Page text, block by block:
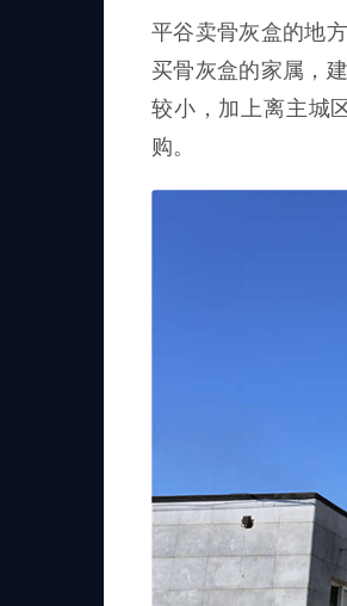
平谷卖骨灰盒的地
买骨灰盒的家属，
较小，加上离主城
购。